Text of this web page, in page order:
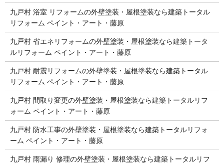
九戸村 浴室 リフォームの外壁塗装・屋根塗装なら建築トータル
リフォーム ペイント・アート・藤原
九戸村 省エネリフォームの外壁塗装・屋根塗装なら建築トータ
ルリフォーム ペイント・アート・藤原
九戸村 耐震リフォームの外壁塗装・屋根塗装なら建築トータル
リフォーム ペイント・アート・藤原
九戸村 間取り変更の外壁塗装・屋根塗装なら建築トータルリフ
ォーム ペイント・アート・藤原
九戸村 防水工事の外壁塗装・屋根塗装なら建築トータルリフォ
ーム ペイント・アート・藤原
九戸村 雨漏り 修理の外壁塗装・屋根塗装なら建築トータルリフ